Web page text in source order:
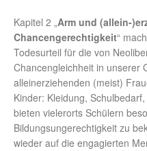
Kapitel 2 „Arm und (allein-
Chancengerechtigkeit“
Todesurteil für die von
Chancengleichheit in unserer
alleinerziehenden (meist)
Kinder: Kleidung,
bieten vielerorts Schülern
Bildungsungerechtigkeit zu
wieder auf die engagierten